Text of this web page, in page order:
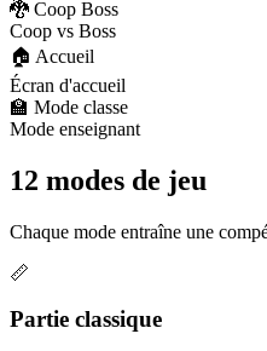
🐉 Coop Boss
Coop vs Boss
🏠 Accueil
Écran d'accueil
🏫 Mode classe
Mode enseignant
12 modes de jeu
Chaque mode entraîne une
📏
Partie classique